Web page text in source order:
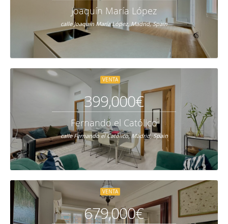
Joaquín María López
calle Joaquín María López, Madrid, Spain
399,000€
VENTA
Fernando el Católico
calle Fernando el Católico, Madrid, Spain
679,000€
VENTA